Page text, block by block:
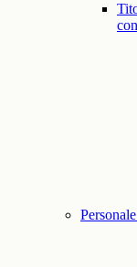
Personale